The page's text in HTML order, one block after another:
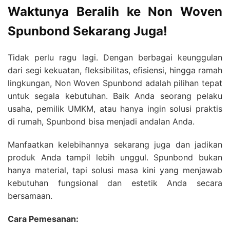
Waktunya Beralih ke Non Woven
Spunbond Sekarang Juga!
Tidak perlu ragu lagi. Dengan berbagai keunggulan
dari segi kekuatan, fleksibilitas, efisiensi, hingga ramah
lingkungan, Non Woven Spunbond adalah pilihan tepat
untuk segala kebutuhan. Baik Anda seorang pelaku
usaha, pemilik UMKM, atau hanya ingin solusi praktis
di rumah, Spunbond bisa menjadi andalan Anda.
Manfaatkan kelebihannya sekarang juga dan jadikan
produk Anda tampil lebih unggul. Spunbond bukan
hanya material, tapi solusi masa kini yang menjawab
kebutuhan fungsional dan estetik Anda secara
bersamaan.
Cara Pemesanan: